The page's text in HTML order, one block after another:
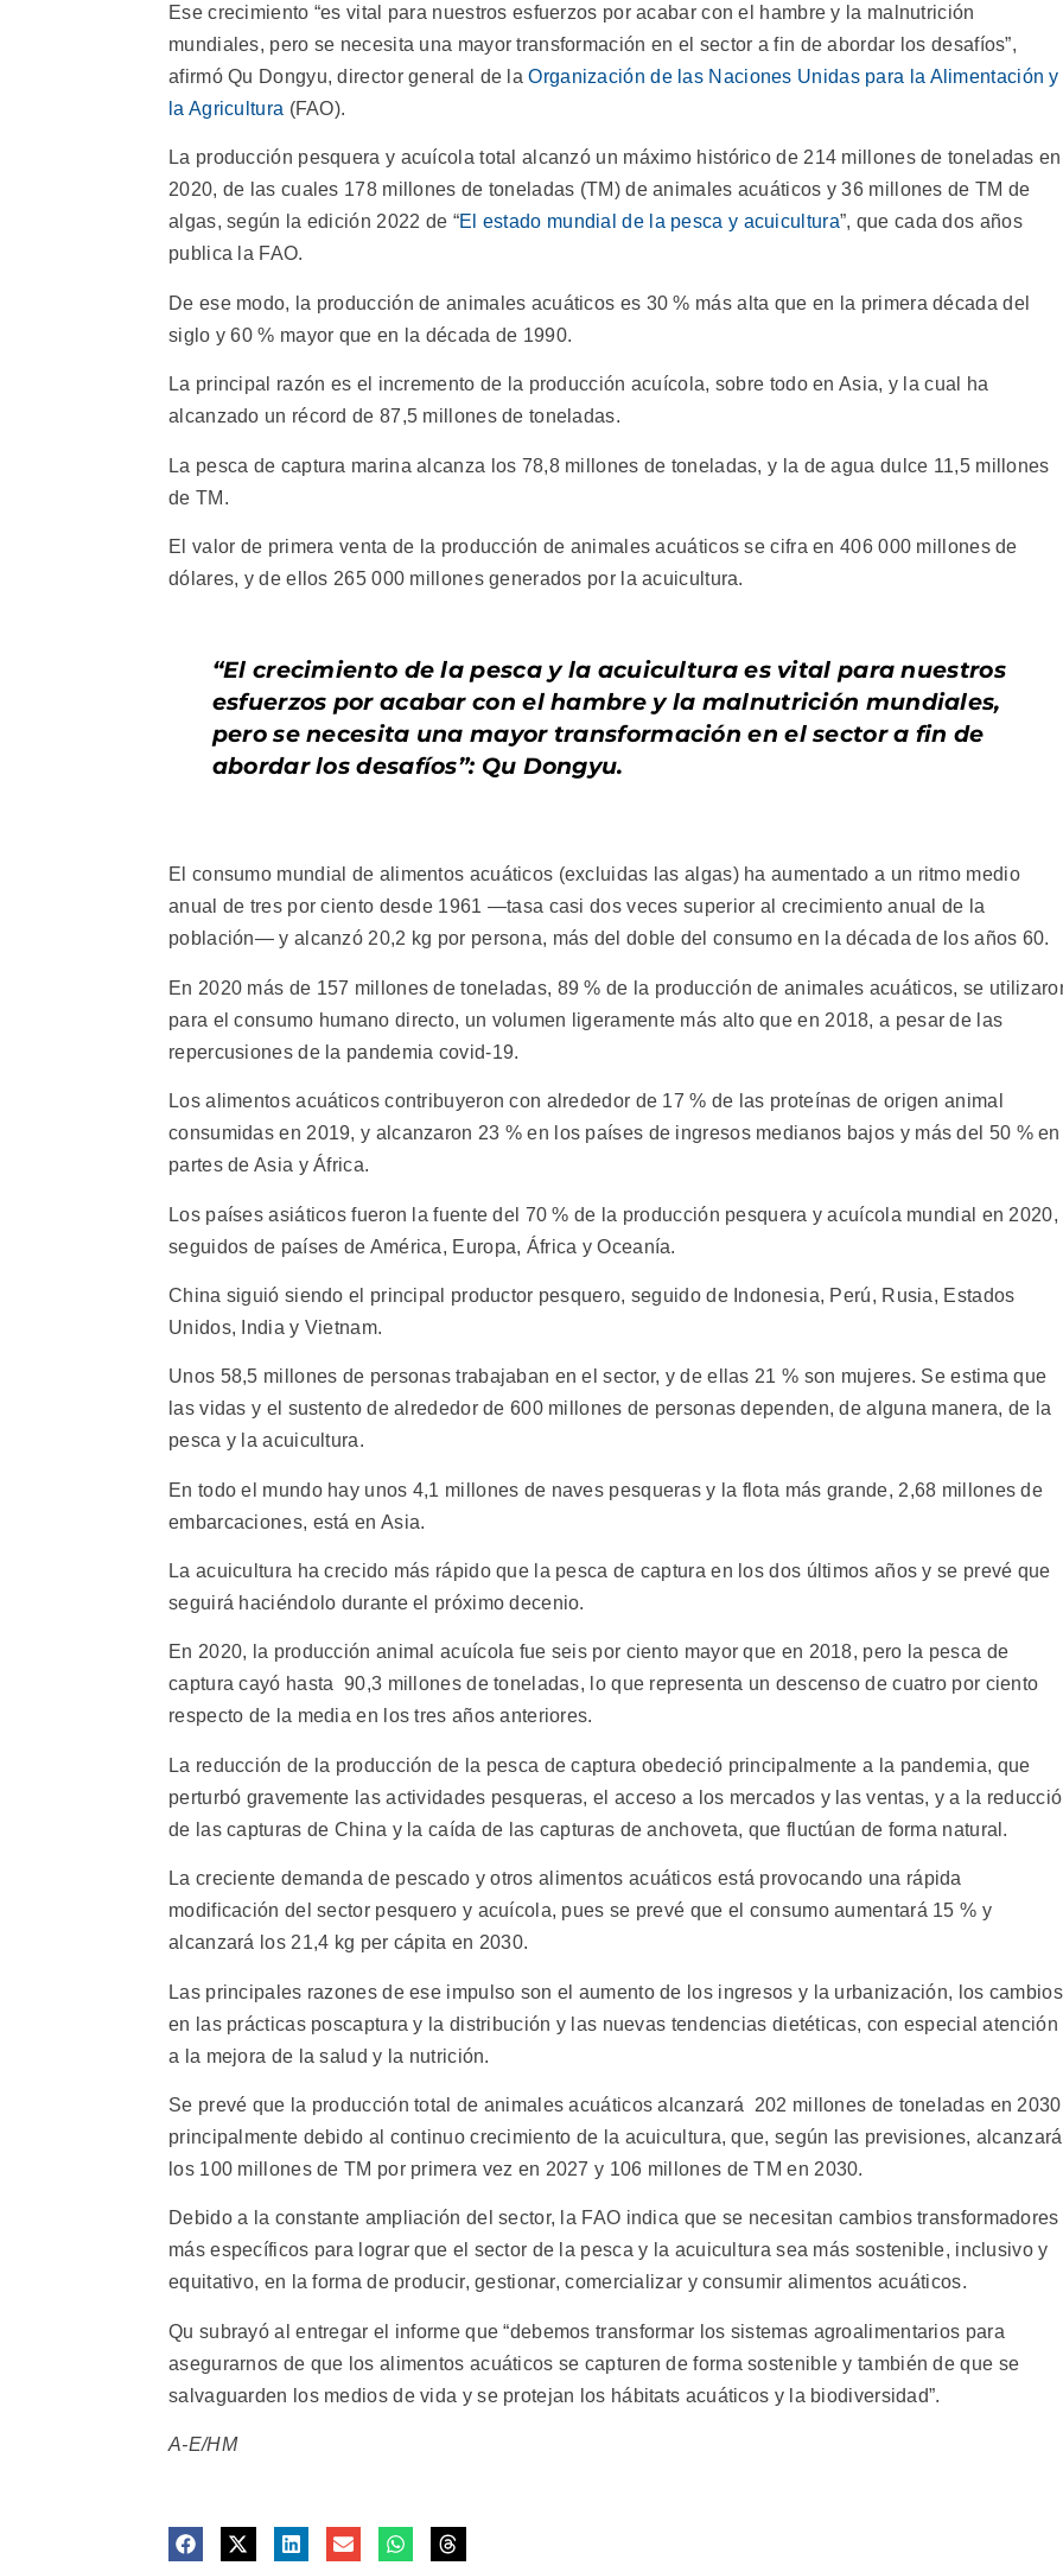
Ese crecimiento “es vital para nuestros esfuerzos por acabar con el hambre y la malnutrición
mundiales, pero se necesita una mayor transformación en el sector a fin de abordar los desafíos”,
afirmó Qu Dongyu, director general de laOrganización de las Naciones Unidas para la Alimentación y
la Agricultura (FAO).
La producción pesquera y acuícola total alcanzó un máximo histórico de 214 millones de toneladas en
2020, de las cuales 178 millones de toneladas (TM) de animales acuáticos y 36 millones de TM de
algas, según la edición 2022 de “El estado mundial de la pesca y acuicultura”, que cada dos años
publica la FAO.
De ese modo, la producción de animales acuáticos es 30 % más alta que en la primera década del
siglo y 60 % mayor que en la década de 1990.
La principal razón es el incremento de la producción acuícola, sobre todo en Asia, y la cual ha
alcanzado un récord de 87,5 millones de toneladas.
La pesca de captura marina alcanza los 78,8 millones de toneladas, y la de agua dulce 11,5 millones
de TM.
El valor de primera venta de la producción de animales acuáticos se cifra en 406 000 millones de
dólares, y de ellos 265 000 millones generados por la acuicultura.
“El crecimiento de la pesca y la acuicultura es vital para nuestros
esfuerzos por acabar con el hambre y la malnutrición mundiales,
pero se necesita una mayor transformación en el sector a fin de
abordar los desafíos”: Qu Dongyu.
El consumo mundial de alimentos acuáticos (excluidas las algas) ha aumentado a un ritmo medio
anual de tres por ciento desde 1961 —tasa casi dos veces superior al crecimiento anual de la
población— y alcanzó 20,2 kg por persona, más del doble del consumo en la década de los años 60.
En 2020 más de 157 millones de toneladas, 89 % de la producción de animales acuáticos, se
para el consumo humano directo, un volumen ligeramente más alto que en 2018, a pesar de las
repercusiones de la pandemia covid-19.
Los alimentos acuáticos contribuyeron con alrededor de 17 % de las proteínas de origen animal
consumidas en 2019, y alcanzaron 23 % en los países de ingresos medianos bajos y más del 50 % en
partes de Asia y África.
Los países asiáticos fueron la fuente del 70 % de la producción pesquera y acuícola mundial en 2020,
seguidos de países de América, Europa, África y Oceanía.
China siguió siendo el principal productor pesquero, seguido de Indonesia, Perú, Rusia, Estados
Unidos, India y Vietnam.
Unos 58,5 millones de personas trabajaban en el sector, y de ellas 21 % son mujeres. Se estima que
las vidas y el sustento de alrededor de 600 millones de personas dependen, de alguna manera, de la
pesca y la acuicultura.
En todo el mundo hay unos 4,1 millones de naves pesqueras y la flota más grande, 2,68 millones de
embarcaciones, está en Asia.
La acuicultura ha crecido más rápido que la pesca de captura en los dos últimos años y se prevé que
seguirá haciéndolo durante el próximo decenio.
En 2020, la producción animal acuícola fue seis por ciento mayor que en 2018, pero la pesca de
captura cayó hasta 90,3 millones de toneladas, lo que representa un descenso de cuatro por ciento
respecto de la media en los tres años anteriores.
La reducción de la producción de la pesca de captura obedeció principalmente a la pandemia, que
perturbó gravemente las actividades pesqueras, el acceso a los mercados y las ventas, y a la
de las capturas de China y la caída de las capturas de anchoveta, que fluctúan de forma natural.
La creciente demanda de pescado y otros alimentos acuáticos está provocando una rápida
modificación del sector pesquero y acuícola, pues se prevé que el consumo aumentará 15 % y
alcanzará los 21,4 kg per cápita en 2030.
Las principales razones de ese impulso son el aumento de los ingresos y la urbanización, los cambios
en las prácticas poscaptura y la distribución y las nuevas tendencias dietéticas, con especial atención
a la mejora de la salud y la nutrición.
Se prevé que la producción total de animales acuáticos alcanzará 202 millones de toneladas en
principalmente debido al continuo crecimiento de la acuicultura, que, según las previsiones, alcanzará
los 100 millones de TM por primera vez en 2027 y 106 millones de TM en 2030.
Debido a la constante ampliación del sector, la FAO indica que se necesitan cambios transformadores
más específicos para lograr que el sector de la pesca y la acuicultura sea más sostenible, inclusivo y
equitativo, en la forma de producir, gestionar, comercializar y consumir alimentos acuáticos.
Qu subrayó al entregar el informe que “debemos transformar los sistemas agroalimentarios para
asegurarnos de que los alimentos acuáticos se capturen de forma sostenible y también de que se
salvaguarden los medios de vida y se protejan los hábitats acuáticos y la biodiversidad”.
A-E/HM